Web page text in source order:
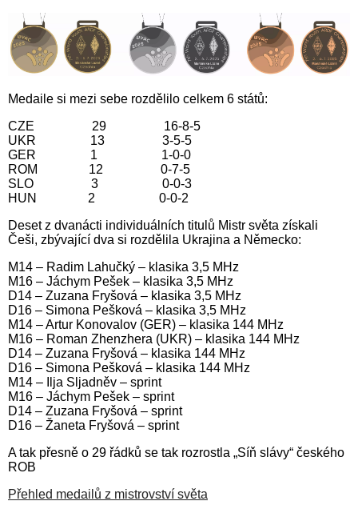
Medaile si mezi sebe rozdělilo celkem 6 států:
CZE 29 16-8-5
UKR 13 3-5-5
GER 1 1-0-0
ROM 12 0-7-5
SLO 3 0-0-3
HUN 2 0-0-2
Deset z dvanácti individuálních titulů Mistr světa získali
Češi, zbývající dva si rozdělila Ukrajina a Německo:
M14 – Radim Lahučký – klasika 3,5 MHz
M16 – Jáchym Pešek – klasika 3,5 MHz
D14 – Zuzana Fryšová – klasika 3,5 MHz
D16 – Simona Pešková – klasika 3,5 MHz
M14 – Artur Konovalov (GER) – klasika 144 MHz
M16 – Roman Zhenzhera (UKR) – klasika 144 MHz
D14 – Zuzana Fryšová – klasika 144 MHz
D16 – Simona Pešková – klasika 144 MHz
M14 – Ilja Sljadněv – sprint
M16 – Jáchym Pešek – sprint
D14 – Zuzana Fryšová – sprint
D16 – Žaneta Fryšová – sprint
A tak přesně o 29 řádků se tak rozrostla „Síň slávy“ českého
ROB
Přehled medailů z mistrovství světa